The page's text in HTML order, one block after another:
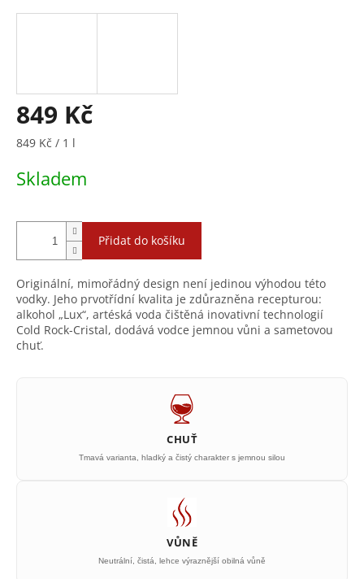
849 Kč
Měrná
849 Kč / 1 l
Skladem
Přidat do košíku
Originální, mimořádný design není jedinou výhodou této
vodky. Jeho prvotřídní kvalita je zdůrazněna recepturou:
alkohol „Lux“, artéská voda čištěná inovativní technologií
Cold Rock-Cristal, dodává vodce jemnou vůni a sametovou
chuť.
CHUŤ
Tmavá varianta, hladký a čistý charakter s jemnou silou
VŮNĚ
Neutrální, čistá, lehce výraznější obilná vůně